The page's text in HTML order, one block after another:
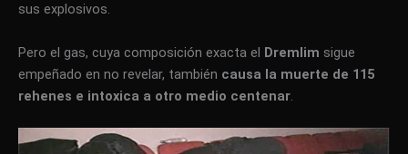
sus explosivos.
Pero el gas, cuya composición exacta el Dremlim sigue
empeñado en no revelar, también causa la muerte de 115
rehenes e intoxica a otro medio centenar